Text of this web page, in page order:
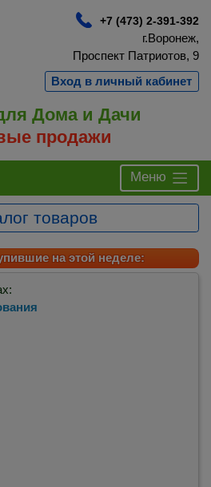
+7 (473) 2-391-392
г.Воронеж,
Проспект Патриотов, 9
Вход в личный кабинет
Дома и Дачи
продажи
Меню
товаров
на этой неделе: